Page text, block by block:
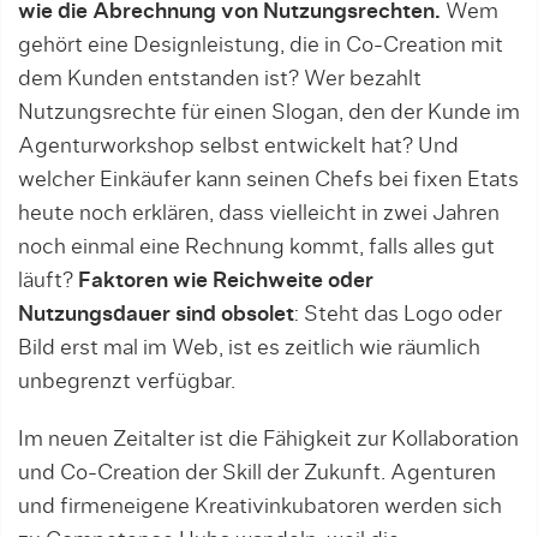
wie die Abrechnung von Nutzungsrechten. Wem
gehört eine Designleistung, die in Co-Creation mit
dem Kunden entstanden ist? Wer bezahlt
Nutzungsrechte für einen Slogan, den der Kunde im
Agenturworkshop selbst entwickelt hat? Und
welcher Einkäufer kann seinen Chefs bei fixen Etats
heute noch erklären, dass vielleicht in zwei Jahren
noch einmal eine Rechnung kommt, falls alles gut
läuft? Faktoren wie Reichweite oder
Nutzungsdauer sind obsolet: Steht das Logo oder
Bild erst mal im Web, ist es zeitlich wie räumlich
unbegrenzt verfügbar.
Im neuen Zeitalter ist die Fähigkeit zur Kollaboration
und Co-Creation der Skill der Zukunft. Agenturen
und firmeneigene Kreativinkubatoren werden sich